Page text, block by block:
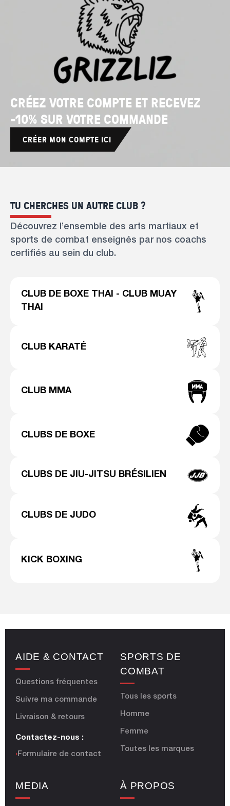
CRÉEZ VOTRE COMPTE ET RECEVEZ
-10% SUR VOTRE COMMANDE
CRÉER MON COMPTE ICI
TU CHERCHES UN AUTRE CLUB ?
Découvrez l’ensemble des arts martiaux et
sports de combat enseignés par nos coachs
certifiés au sein du club.
CLUB DE BOXE THAI - CLUB MUAY
THAI
CLUB KARATÉ
CLUB MMA
CLUBS DE BOXE
CLUBS DE JIU-JITSU BRÉSILIEN
CLUBS DE JUDO
KICK BOXING
AIDE & CONTACT
Questions fréquentes
Suivre ma commande
Livraison & retours
Contactez-nous :
›Formulaire de contact
SPORTS DE
COMBAT
Tous les sports
Homme
Femme
Toutes les marques
MEDIA À PROPOS